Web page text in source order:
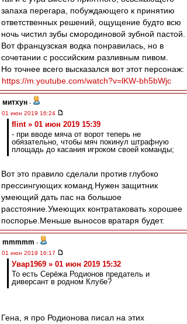
запаха перегара, побуждающего к принятию
ответственных решений, ощущение будто всю
ночь чистил зубы смородиновой зубной пастой.
Вот французская водка понравилась, но в
сочетании с российским разливным пивом.
Но точнее всего высказался вот этот персонаж:
https://m.youtube.com/watch?v=lKW-bh5bWjc
митхун -
01 июн 2019 16:24
flint » 01 июн 2019 15:39
- при вводе мяча от ворот теперь не
обязательно, чтобы мяч покинул штрафную
площадь до касания игроком своей команды;
Вот это правило сделали против глубоко
прессингующих команд.Нужен защитник
умеющий дать пас на большое
расстояние.Умеющих контратаковать хорошее
поспорье.Меньше выносов вратаря будет.
mmmmm -
01 июн 2019 16:17
Увар1969 » 01 июн 2019 15:32
То есть Серёжа Родионов предатель и
диверсант в родном Клубе?
Гена, я про Родионова писал на этих